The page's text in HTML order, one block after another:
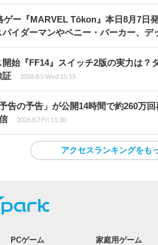
ゲー『MARVEL Tōkon』本日8月7日
イダーマンやペニー・パーカー、デ
始『FF14』スイッチ2版の実力は
証
2026.8.5 Wed 15:15
予告の予告」が公開14時間で約260万
2026.8.7 Fri 11:30
アクセスランキングをも
PCゲーム
家庭用ゲーム